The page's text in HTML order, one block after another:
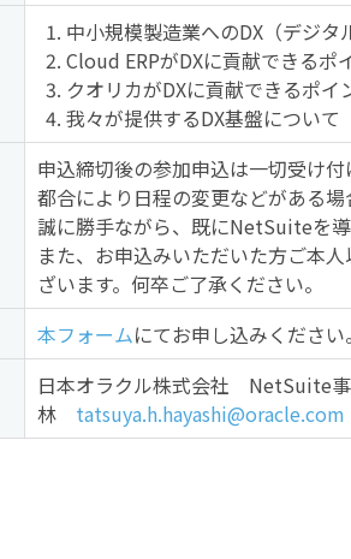
中小規模製造業へのDX（デジタ
Cloud ERPがDXに貢献できるポ
クオリカがDXに貢献できるポイ
我々が提供するDX基盤について
申込締切後の参加申込は一切受け付
都合により日程の変更などがある
誠に勝手ながら、既にNetSuiteを
また、お申込みいただいた方ご本
ざいます。何卒ご了承ください。
本フォームにてお申し込みください。
日本オラクル株式会社 NetSuite
林 tatsuya.h.hayashi@oracle.com